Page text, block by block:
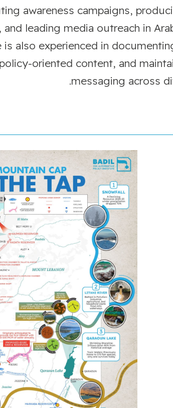
awareness campaigns,
leading media outreach in
is also experienced in
oriented content, and
messaging across